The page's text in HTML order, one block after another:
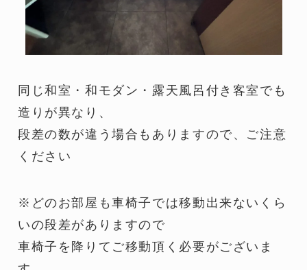
同じ和室・和モダン・露天風呂付き客室でも
造りが異なり、
段差の数が違う場合もありますので、ご注意
ください
※どのお部屋も車椅子では移動出来ないくら
いの段差がありますので
車椅子を降りてご移動頂く必要がございま